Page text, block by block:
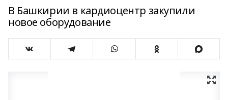
В Башкирии в кардиоцентр закупили
новое оборудование